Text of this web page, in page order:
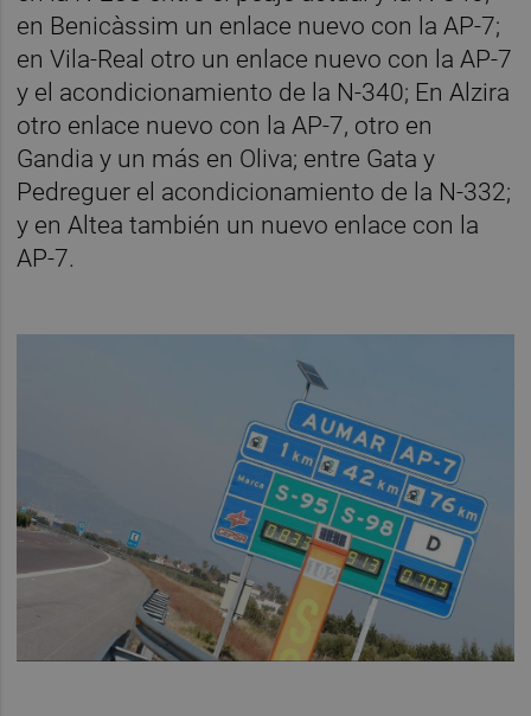
en Benicàssim un enlace nuevo con la AP-7;
en Vila-Real otro un enlace nuevo con la AP-7
y el acondicionamiento de la N-340; En Alzira
otro enlace nuevo con la AP-7, otro en
Gandia y un más en Oliva; entre Gata y
Pedreguer el acondicionamiento de la N-332;
y en Altea también un nuevo enlace con la
AP-7.